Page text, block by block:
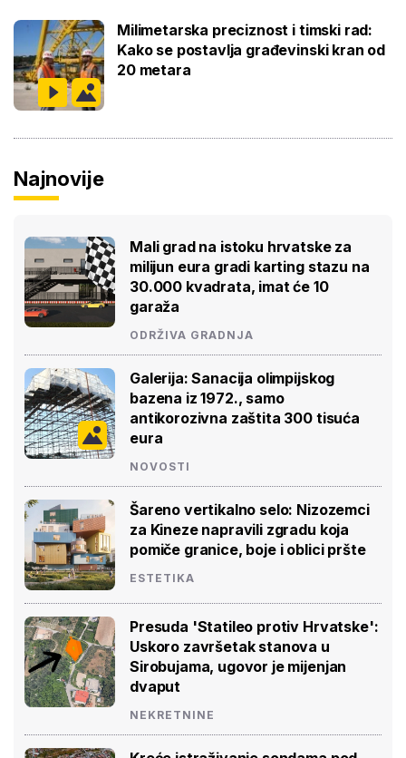
Milimetarska preciznost i timski rad:
Kako se postavlja građevinski kran od
20 metara
Najnovije
Mali grad na istoku hrvatske za
milijun eura gradi karting stazu na
30.000 kvadrata, imat će 10
garaža
ODRŽIVA GRADNJA
Galerija: Sanacija olimpijskog
bazena iz 1972., samo
antikorozivna zaštita 300 tisuća
eura
NOVOSTI
Šareno vertikalno selo: Nizozemci
za Kineze napravili zgradu koja
pomiče granice, boje i oblici pršte
ESTETIKA
Presuda 'Statileo protiv Hrvatske':
Uskoro završetak stanova u
Sirobujama, ugovor je mijenjan
dvaput
NEKRETNINE